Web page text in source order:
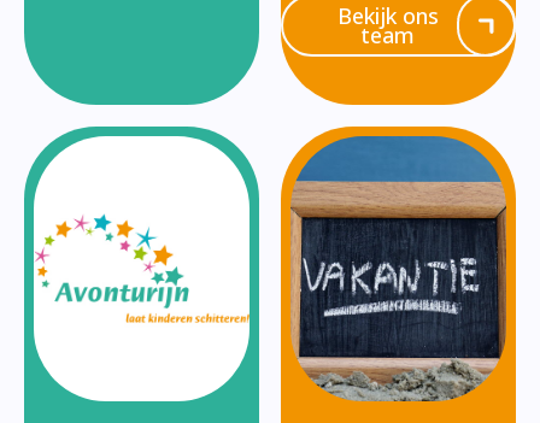
Bekijk ons
team